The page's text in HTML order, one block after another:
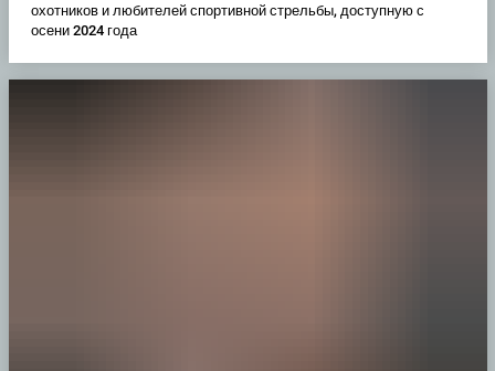
охотников и любителей спортивной стрельбы, доступную с
осени 2024 года